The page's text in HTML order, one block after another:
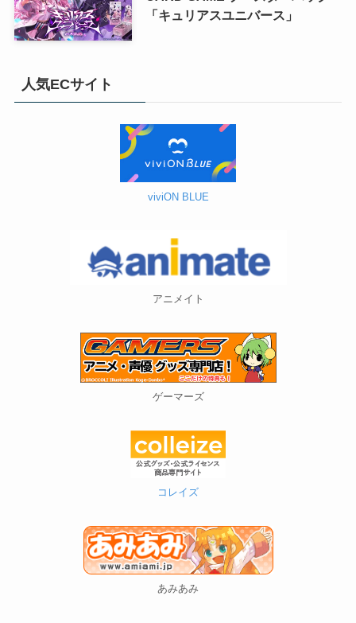
「キュリアスユニバース」
人気ECサイト
viviON BLUE
アニメイト
ゲーマーズ
コレイズ
あみあみ